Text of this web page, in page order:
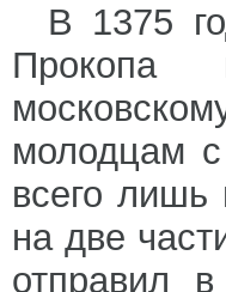
В 1375
Прокопа
молодцам
всего лишь
на две
отправил